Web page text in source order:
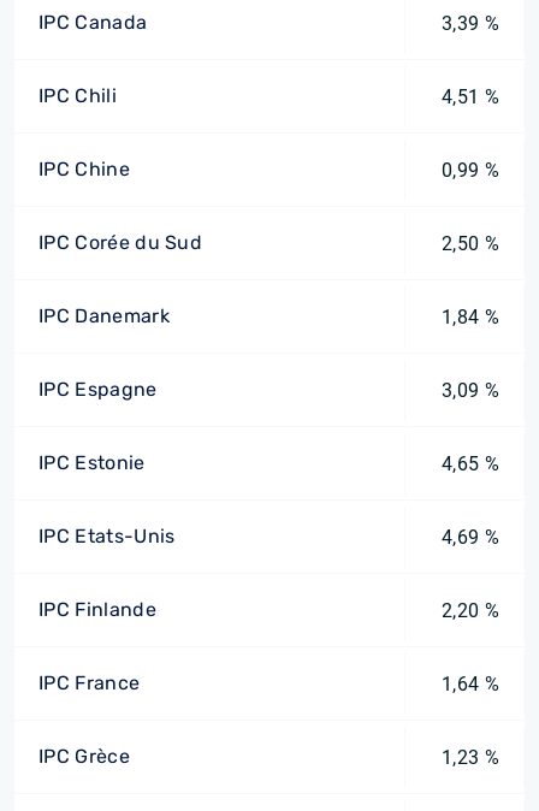
IPC Canada 3,39 %
IPC Chili 4,51 %
IPC Chine 0,99 %
IPC Corée du Sud 2,50 %
IPC Danemark 1,84 %
IPC Espagne 3,09 %
IPC Estonie 4,65 %
IPC Etats-Unis 4,69 %
IPC Finlande 2,20 %
IPC France 1,64 %
IPC Grèce 1,23 %